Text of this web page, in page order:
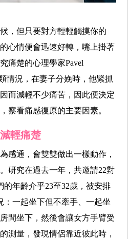
，但只要對方輕輕觸摸你的
心情便會迅速好轉，嘴上掛著
痛楚的心理學家Pavel
情況，在妻子分娩時，他緊抓
而減輕不少痛苦，因此便決定
察看痛感復原的主要因素。
輕痛楚
感通，會雙雙做出一樣動作，
研究在過去一年，共邀請22對
的年齡介乎23至32歲，被安排
：一起坐下但不牽手、一起坐
間坐下，然後會讓女方手臂受
測量，發現情侶靠近彼此時，